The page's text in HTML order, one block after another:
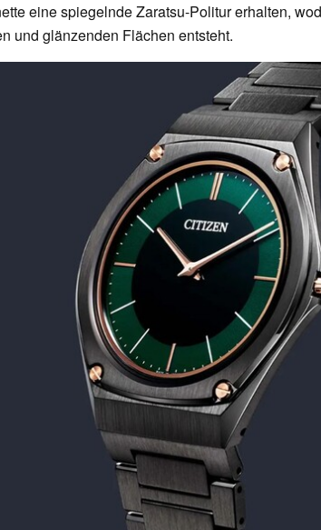
eine spiegelnde Zaratsu-Politur erhalten,
und glänzenden Flächen entsteht.